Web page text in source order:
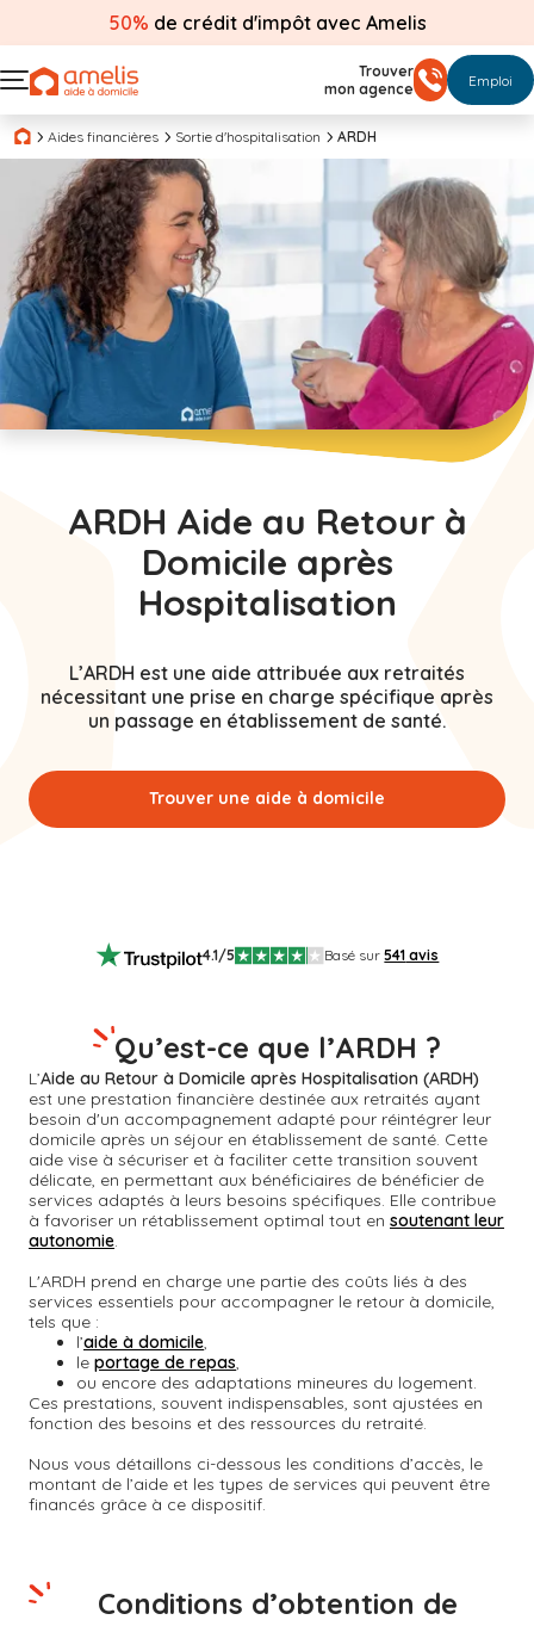
50% de crédit d'impôt avec Amelis
Trouver
mon agence
Emploi
Aides financières Sortie d'hospitalisation ARDH
ARDH Aide au Retour à
Domicile après
Hospitalisation
L’ARDH est une aide attribuée aux retraités
nécessitant une prise en charge spécifique après
un passage en établissement de santé.
Trouver une aide à domicile
4.1/5 Basé sur541 avis
L’Aide au Retour à Domicile après Hospitalisation (ARDH)
est une prestation financière destinée aux retraités ayant
besoin d'un accompagnement adapté pour réintégrer leur
domicile après un séjour en établissement de santé. Cette
aide vise à sécuriser et à faciliter cette transition souvent
délicate, en permettant aux bénéficiaires de bénéficier de
services adaptés à leurs besoins spécifiques. Elle contribue
à favoriser un rétablissement optimal tout en soutenant leur
autonomie.
L'ARDH prend en charge une partie des coûts liés à des
services essentiels pour accompagner le retour à domicile,
tels que :
l’aide à domicile,
le portage de repas,
ou encore des adaptations mineures du logement.
Ces prestations, souvent indispensables, sont ajustées en
fonction des besoins et des ressources du retraité.
Nous vous détaillons ci-dessous les conditions d’accès, le
montant de l’aide et les types de services qui peuvent être
financés grâce à ce dispositif.
Qu’est-ce que l’ARDH ?
Conditions d’obtention de